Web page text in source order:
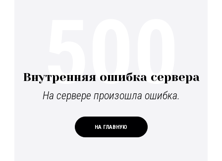
Внутренняя ошибка сервера
На сервере произошла ошибка.
НА ГЛАВНУЮ
500